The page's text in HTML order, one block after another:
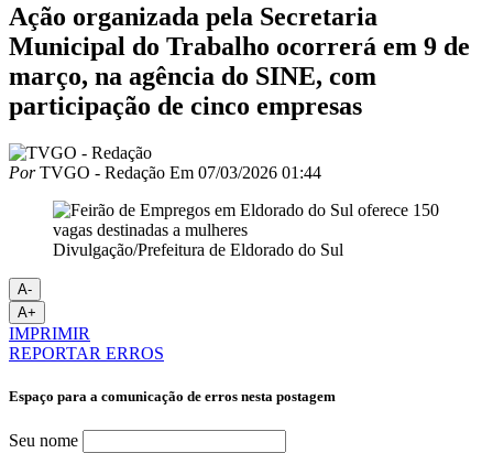
Ação organizada pela Secretaria
Municipal do Trabalho ocorrerá em 9 de
março, na agência do SINE, com
participação de cinco empresas
PorTVGO - Redação Em 07/03/2026 01:44
Divulgação/Prefeitura de Eldorado do Sul
A-
A+
IMPRIMIR
REPORTAR ERROS
Espaço para a comunicação de erros nesta postagem
Seu nome